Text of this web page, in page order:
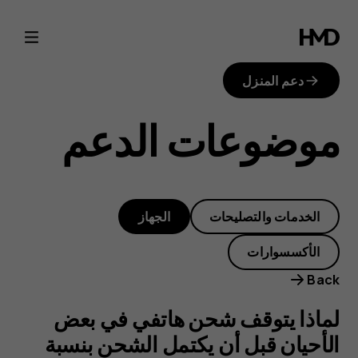
لماذا
يتوقف
شحن
هاتفي
في
بعض
الأحيان
قبل
دعم المنزل
موضوعات الدعم
الخدمات والتصليحات الجهاز
الأكسسوارات
Back
لماذا يتوقف شحن هاتفي في بعض
الأحيان قبل أن يكتمل الشحن بنسبة